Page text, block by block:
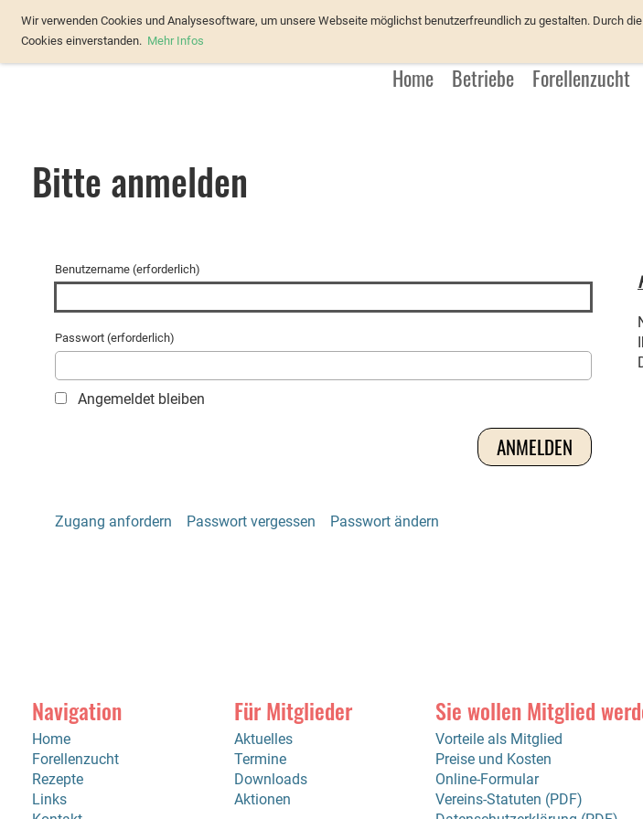
Wir verwenden Cookies und Analysesoftware, um unsere Webseite möglichst benutzerfreundlich zu gestalten. Durch
Cookies einverstanden. Mehr Infos
Verband Österreichischer Forellenzüchter
Home Betriebe Forellenzucht
Bitte anmelden
Benutzername (erforderlich)
Passwort (erforderlich)
Angemeldet bleiben
Zugang anfordern Passwort vergessen Passwort ändern
Navigation
Home
Forellenzucht
Rezepte
Links
Für Mitglieder
Aktuelles
Termine
Downloads
Aktionen
Sie wollen Mitglied
Vorteile als Mitglied
Preise und Kosten
Online-Formular
Vereins-Statuten (PDF)